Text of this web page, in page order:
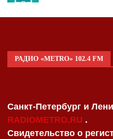
РАДИО «METRO» 102.4 FM
Санкт-Петербург и
RADIOMETRO.RU .
Свидетельство о